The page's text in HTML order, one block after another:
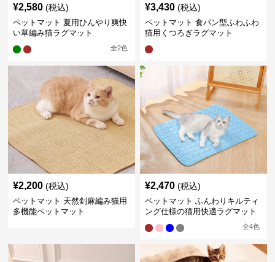
¥2,580 (税込)
ペットマット 夏用ひんやり爽快
い草編み猫ラグマット
全2色
¥3,430 (税込)
ペットマット 食パン型ふわふわ
猫用くつろぎラグマット
¥2,200 (税込)
ペットマット 天然剣麻編み猫用
多機能ペットマット
¥2,470 (税込)
ペットマット ふんわりキルティ
ング仕様の猫用快適ラグマット
全4色